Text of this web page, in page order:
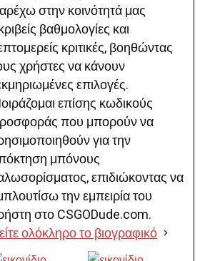
στην κοινότητά μας
βαθμολογίες και
κριτικές, βοηθώντας
χρήστες να κάνουν
επιλογές.
επίσης κωδικούς
που μπορούν να
για την
μπόνους
επιδιώκοντας να
την εμπειρία του
στο CSGODude.com.
ολόκληρο το βιογραφικό